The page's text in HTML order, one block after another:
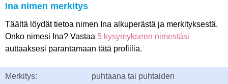
Ina nimen merkitys
Täältä löydät tietoa nimen Ina alkuperästä ja merkityksestä.
Onko nimesi Ina? Vastaa 5 kysymykseen nimestäsi
auttaaksesi parantamaan tätä profiilia.
Merkitys: puhtaana tai puhtaiden